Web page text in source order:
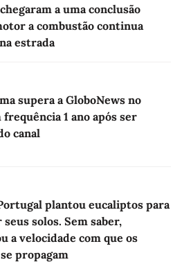
a uma conclusão
a combustão continua
estrada
supera a GloboNews no
frequência 1 ano após ser
canal
plantou eucaliptos para
solos. Sem saber,
a velocidade com que os
propagam